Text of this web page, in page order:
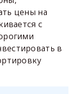
цены на
с
в